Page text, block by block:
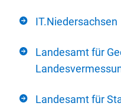
IT.Niedersachsen
Landesamt für
Landesamt für